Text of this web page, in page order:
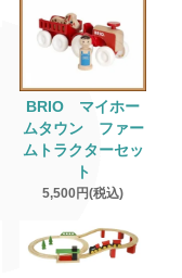
BRIO マイホー
ムタウン ファー
ムトラクターセッ
ト
5,500円(税込)